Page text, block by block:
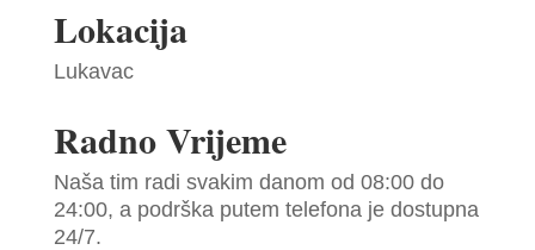
Lokacija
Lukavac
Radno Vrijeme
Naša tim radi svakim danom od 08:00 do
24:00, a podrška putem telefona je dostupna
24/7.